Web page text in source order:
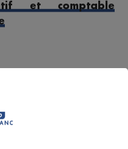
et comptable